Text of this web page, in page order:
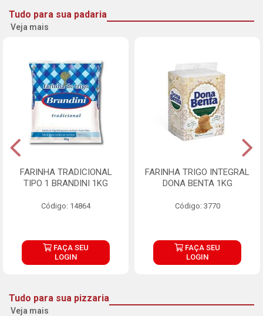
Tudo para sua padaria
Veja mais
FARINHA TRADICIONAL
TIPO 1 BRANDINI 1KG
Código: 14864
FAÇA SEU
LOGIN
FARINHA TRIGO INTEGRAL
DONA BENTA 1KG
Código: 3770
FAÇA SEU
LOGIN
Tudo para sua pizzaria
Veja mais